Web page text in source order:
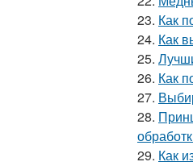
23. Как
24. Как
25.
26. Как
27.
28.
29. Как